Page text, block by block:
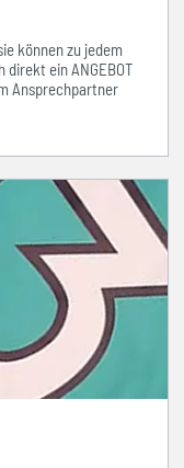
können zu jedem
ein ANGEBOT
Ansprechpartner